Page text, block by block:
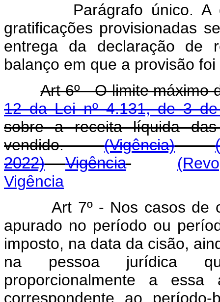
Parágrafo único.
gratificações provisionadas
entrega da declaração de
balanço em que a provisão
Art 6º - O limite máximo
12 da Lei nº 4.131, de 3
sobre a receita líquida
vendido.(Vigência)
2022)
Vigência
Vigência
Art 7º - Nos casos de
apurado no período ou
imposto, na data da cisão,
na pessoa jurídica
proporcionalmente a essa
correspondente ao